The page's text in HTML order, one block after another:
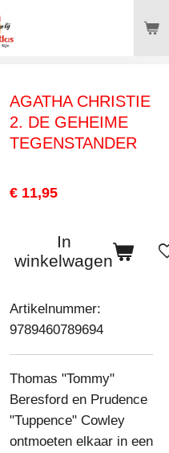
AGATHA CHRISTIE
2. DE GEHEIME
TEGENSTANDER
€ 11,95
In
winkelwagen
Artikelnummer:
9789460789694
Thomas "Tommy"
Beresford en Prudence
"Tuppence" Cowley
ontmoeten elkaar in een